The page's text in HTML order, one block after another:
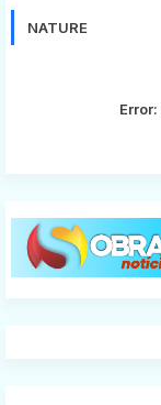
NATURE
Error: